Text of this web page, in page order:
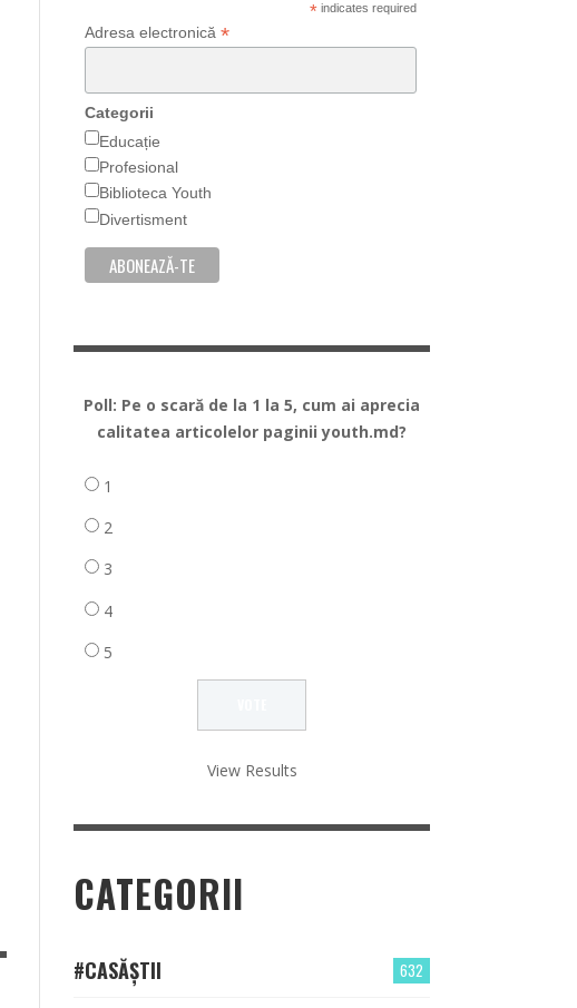
*indicates required
Adresa electronică *
Categorii
Educație
Profesional
Biblioteca Youth
Divertisment
Poll: Pe o scară de la 1 la 5, cum ai aprecia
calitatea articolelor paginii youth.md?
1
2
3
4
5
View Results
CATEGORII
632
#CASĂȘTII